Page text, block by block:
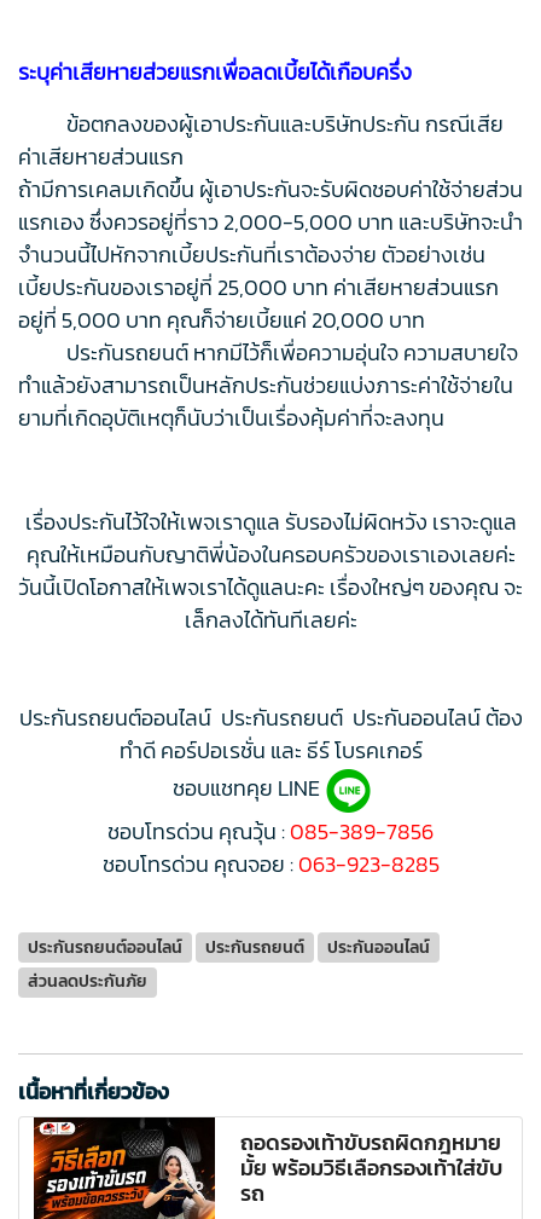
ระบุค่าเสียหายส่วยแรกเพื่อลดเบี้ยได้เกือบครึ่ง
ข้อตกลงของผู้เอาประกันและบริษัทประกัน กรณีเสีย
ค่าเสียหายส่วนแรก
ถ้ามีการเคลมเกิดขึ้น ผู้เอาประกันจะรับผิดชอบค่าใช้จ่ายส่วน
แรกเอง ซึ่งควรอยู่ที่ราว 2,000-5,000 บาท และบริษัทจะนำ
จำนวนนี้ไปหักจากเบี้ยประกันที่เราต้องจ่าย ตัวอย่างเช่น
เบี้ยประกันของเราอยู่ที่ 25,000 บาท ค่าเสียหายส่วนแรก
อยู่ที่ 5,000 บาท คุณก็จ่ายเบี้ยแค่ 20,000 บาท
ประกันรถยนต์ หากมีไว้ก็เพื่อความอุ่นใจ ความสบายใจ
ทำแล้วยังสามารถเป็นหลักประกันช่วยแบ่งภาระค่าใช้จ่ายใน
ยามที่เกิดอุบัติเหตุก็นับว่าเป็นเรื่องคุ้มค่าที่จะลงทุน
เรื่องประกันไว้ใจให้เพจเราดูแล รับรองไม่ผิดหวัง เราจะดูแล
คุณให้เหมือนกับญาติพี่น้องในครอบครัวของเราเองเลยค่ะ
วันนี้เปิดโอกาสให้เพจเราได้ดูแลนะคะ เรื่องใหญ่ๆ ของคุณ จะ
เล็กลงได้ทันทีเลยค่ะ
ประกันรถยนต์ออนไลน์ ประกันรถยนต์ ประกันออนไลน์ ต้อง
ทำดี คอร์ปอเรชั่น และ ธีร์ โบรคเกอร์
ชอบแชทคุย LINE
ชอบโทรด่วน คุณวุ้น :085-389-7856
ชอบโทรด่วน คุณจอย :063-923-8285
ประกันรถยนต์ออนไลน์ ประกันรถยนต์
ประกันออนไลน์
ส่วนลดประกันภัย
เนื้อหาที่เกี่ยวข้อง
ถอดรองเท้าขับรถผิดกฎหมาย
มั้ย พร้อมวิธีเลือกรองเท้าใส่ขับ
รถ